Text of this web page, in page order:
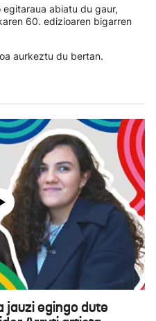
abiatu du gaur,
60. edizioaren bigarren
aurkeztu du bertan.
jauzi egingo dute